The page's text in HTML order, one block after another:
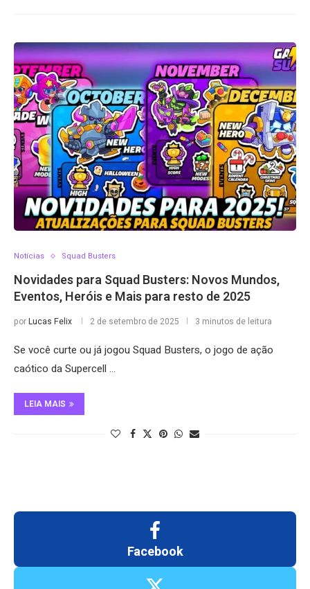
Notícias Squad Busters
Novidades para Squad Busters: Novos Mundos,
Eventos, Heróis e Mais para resto de 2025
porLucas Felix 2 de setembro de 2025 3 minutos de leitura
Se você curte ou já jogou Squad Busters, o jogo de ação
caótico da Supercell …
LEIA MAIS
Facebook